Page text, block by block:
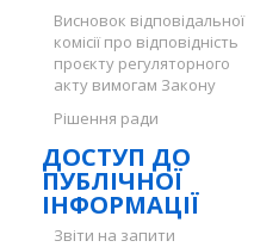
Висновок відповідальної
комісії про відповідність
проєкту регуляторного
акту вимогам Закону
Рішення ради
ДОСТУП ДО
ПУБЛІЧНОЇ
ІНФОРМАЦІЇ
Звіти на запити